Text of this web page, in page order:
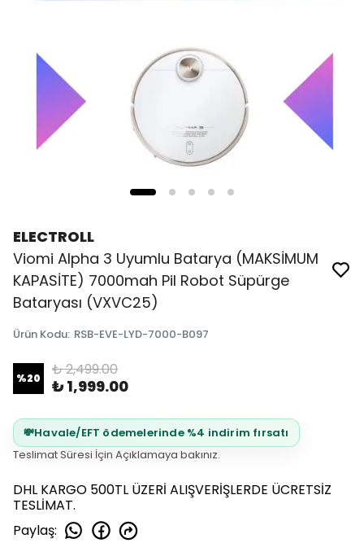
ELECTROLL
Viomi Alpha 3 Uyumlu Batarya (MAKSİMUM
KAPASİTE) 7000mah Pil Robot Süpürge
Bataryası (VXVC25)
Ürün Kodu: RSB-EVE-LYD-7000-B097
%20 ₺ 2,499.00
₺ 1,999.00
💸Havale/EFT ödemelerinde %4 indirim fırsatı
Teslimat Süresi İçin Açıklamaya bakınız.
DHL KARGO 500TL ÜZERİ ALIŞVERİŞLERDE ÜCRETSİZ
TESLİMAT.
Paylaş: